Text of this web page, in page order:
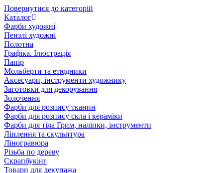
Повернутися до категорій
Каталог
Фарби художні
Пензлі художні
Полотна
Графіка. Ілюстрація
Папір
Мольберти та етюдники
Аксесуари, інструменти художнику
Заготовки для декорування
Золочення
Фарби для розпису тканин
Фарби для розпису скла і кераміки
Фарби для тіла Грим, наліпки, інструменти
Ліплення та скульптура
Ліногравюра
Різьба по дереву
Скрапбукінг
Товари для декупажа